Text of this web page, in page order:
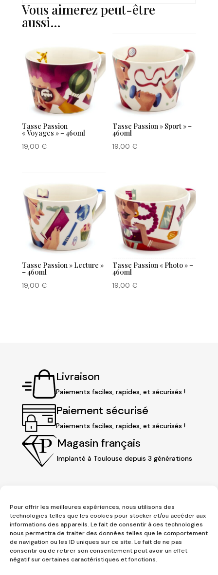
Pour offrir les meilleures expériences, nous utilisons des
technologies telles que les cookies pour stocker et/ou accéder aux
informations des appareils. Le fait de consentir à ces technologies
nous permettra de traiter des données telles que le comportement
de navigation ou les ID uniques sur ce site. Le fait de ne pas
consentir ou de retirer son consentement peut avoir un effet
négatif sur certaines caractéristiques et fonctions.
Vous aimerez peut-être
aussi…
Tasse Passion
« Voyages » – 460ml
19,00 €
Tasse Passion » Sport » –
460ml
19,00€
Tasse Passion » Lecture »
– 460ml
19,00 €
Tasse Passion « Photo » –
460ml
19,00€
Livraison
Paiements faciles, rapides, et sécurisés !
Paiement sécurisé
Paiements faciles, rapides, et sécurisés !
Magasin français
Implanté à Toulouse depuis 3 générations
3 place Jeanne d'Arc